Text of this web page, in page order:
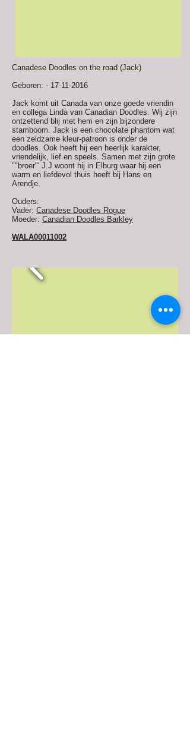
Canadese Doodles on the road (Jack)
Geboren: - 17-11-2016
Jack komt uit Canada van onze goede vriendin
en collega Linda van Canadian Doodles. Wij zijn
ontzettend blij met hem en zijn bijzondere
stamboom. Jack is een chocolate phantom wat
een zeldzame kleur-patroon is onder de
doodles. Ook heeft hij een heerlijk karakter,
vriendelijk, lief en speels. Samen met zijn grote
""broer"' J.J woont hij in Elburg waar hij een
warm en liefdevol thuis heeft bij Hans en
Arendje.
Ouders:
Vader: Canadese Doodles Rogue
Moeder: Canadian Doodles Barkley
WALA00011002